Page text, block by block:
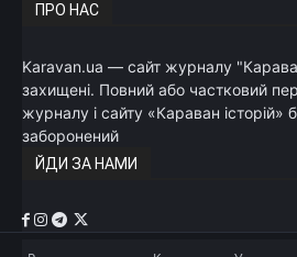
ПРО НАС
Karavan.ua — сайт журналу
захищені. Повний або частковий
журналу і сайту «Караван історій»
заборонений
ЙДИ ЗА НАМИ